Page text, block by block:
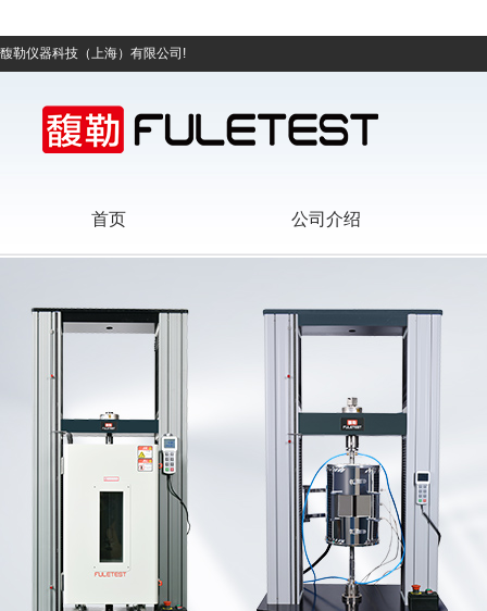
馥勒仪器科技（上海）有限公司!
首页 公司介绍